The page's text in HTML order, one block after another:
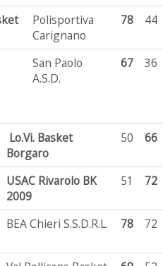
Polisportiva
Carignano
78 44
San Paolo
A.S.D.
67 36
Lo.Vi. Basket
Borgaro
50 66
USAC Rivarolo BK
2009
51 72
BEA Chieri S.S.D.R.L. 78 72